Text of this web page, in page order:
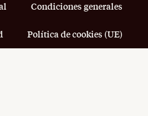
Condiciones generales
Política de cookies (UE)